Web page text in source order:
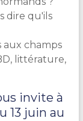
dire qu'ils
aux champs
littérature,
invite à
13 juin au